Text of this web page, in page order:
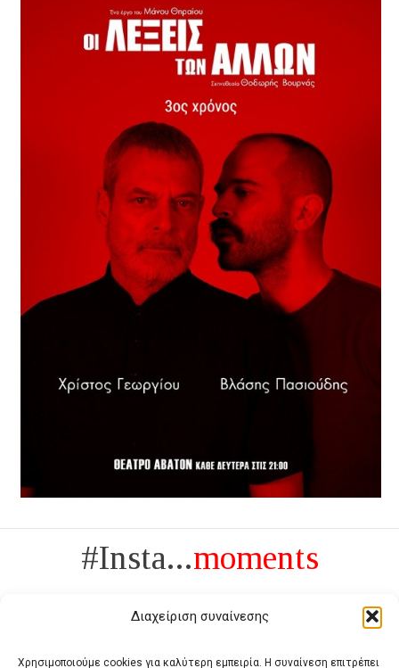
Διαχείριση συναίνεσης
Χρησιμοποιούμε cookies για καλύτερη εμπειρία. Η συναίνεση επιτρέπει
#Insta...moments